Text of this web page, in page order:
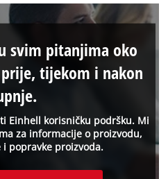
Einhell korisničku podršku. Mi
za informacije o proizvodu,
popravke proizvoda.
svim pitanjima oko
tijekom i nakon